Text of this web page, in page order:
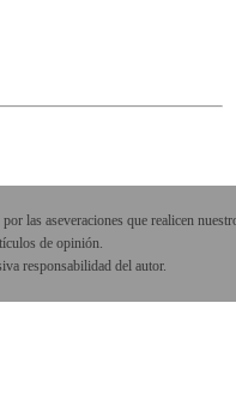
las aseveraciones que realicen
de opinión.
responsabilidad del autor.